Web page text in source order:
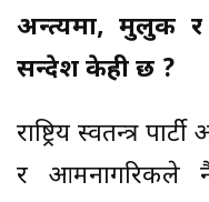
अन्त्यमा, मुलुक र
सन्देश केही छ ?
राष्ट्रिय स्वतन्त्र
र आमनागरिकले